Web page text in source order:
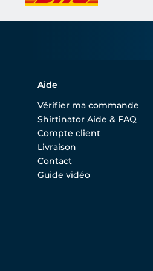
Aide
Vérifier ma commande
Shirtinator Aide & FAQ
Compte client
Livraison
Contact
Guide vidéo